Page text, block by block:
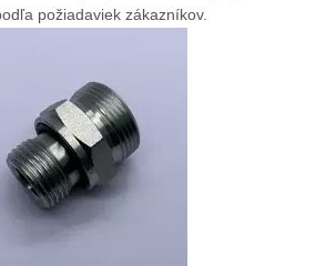
požiadaviek zákazníkov.